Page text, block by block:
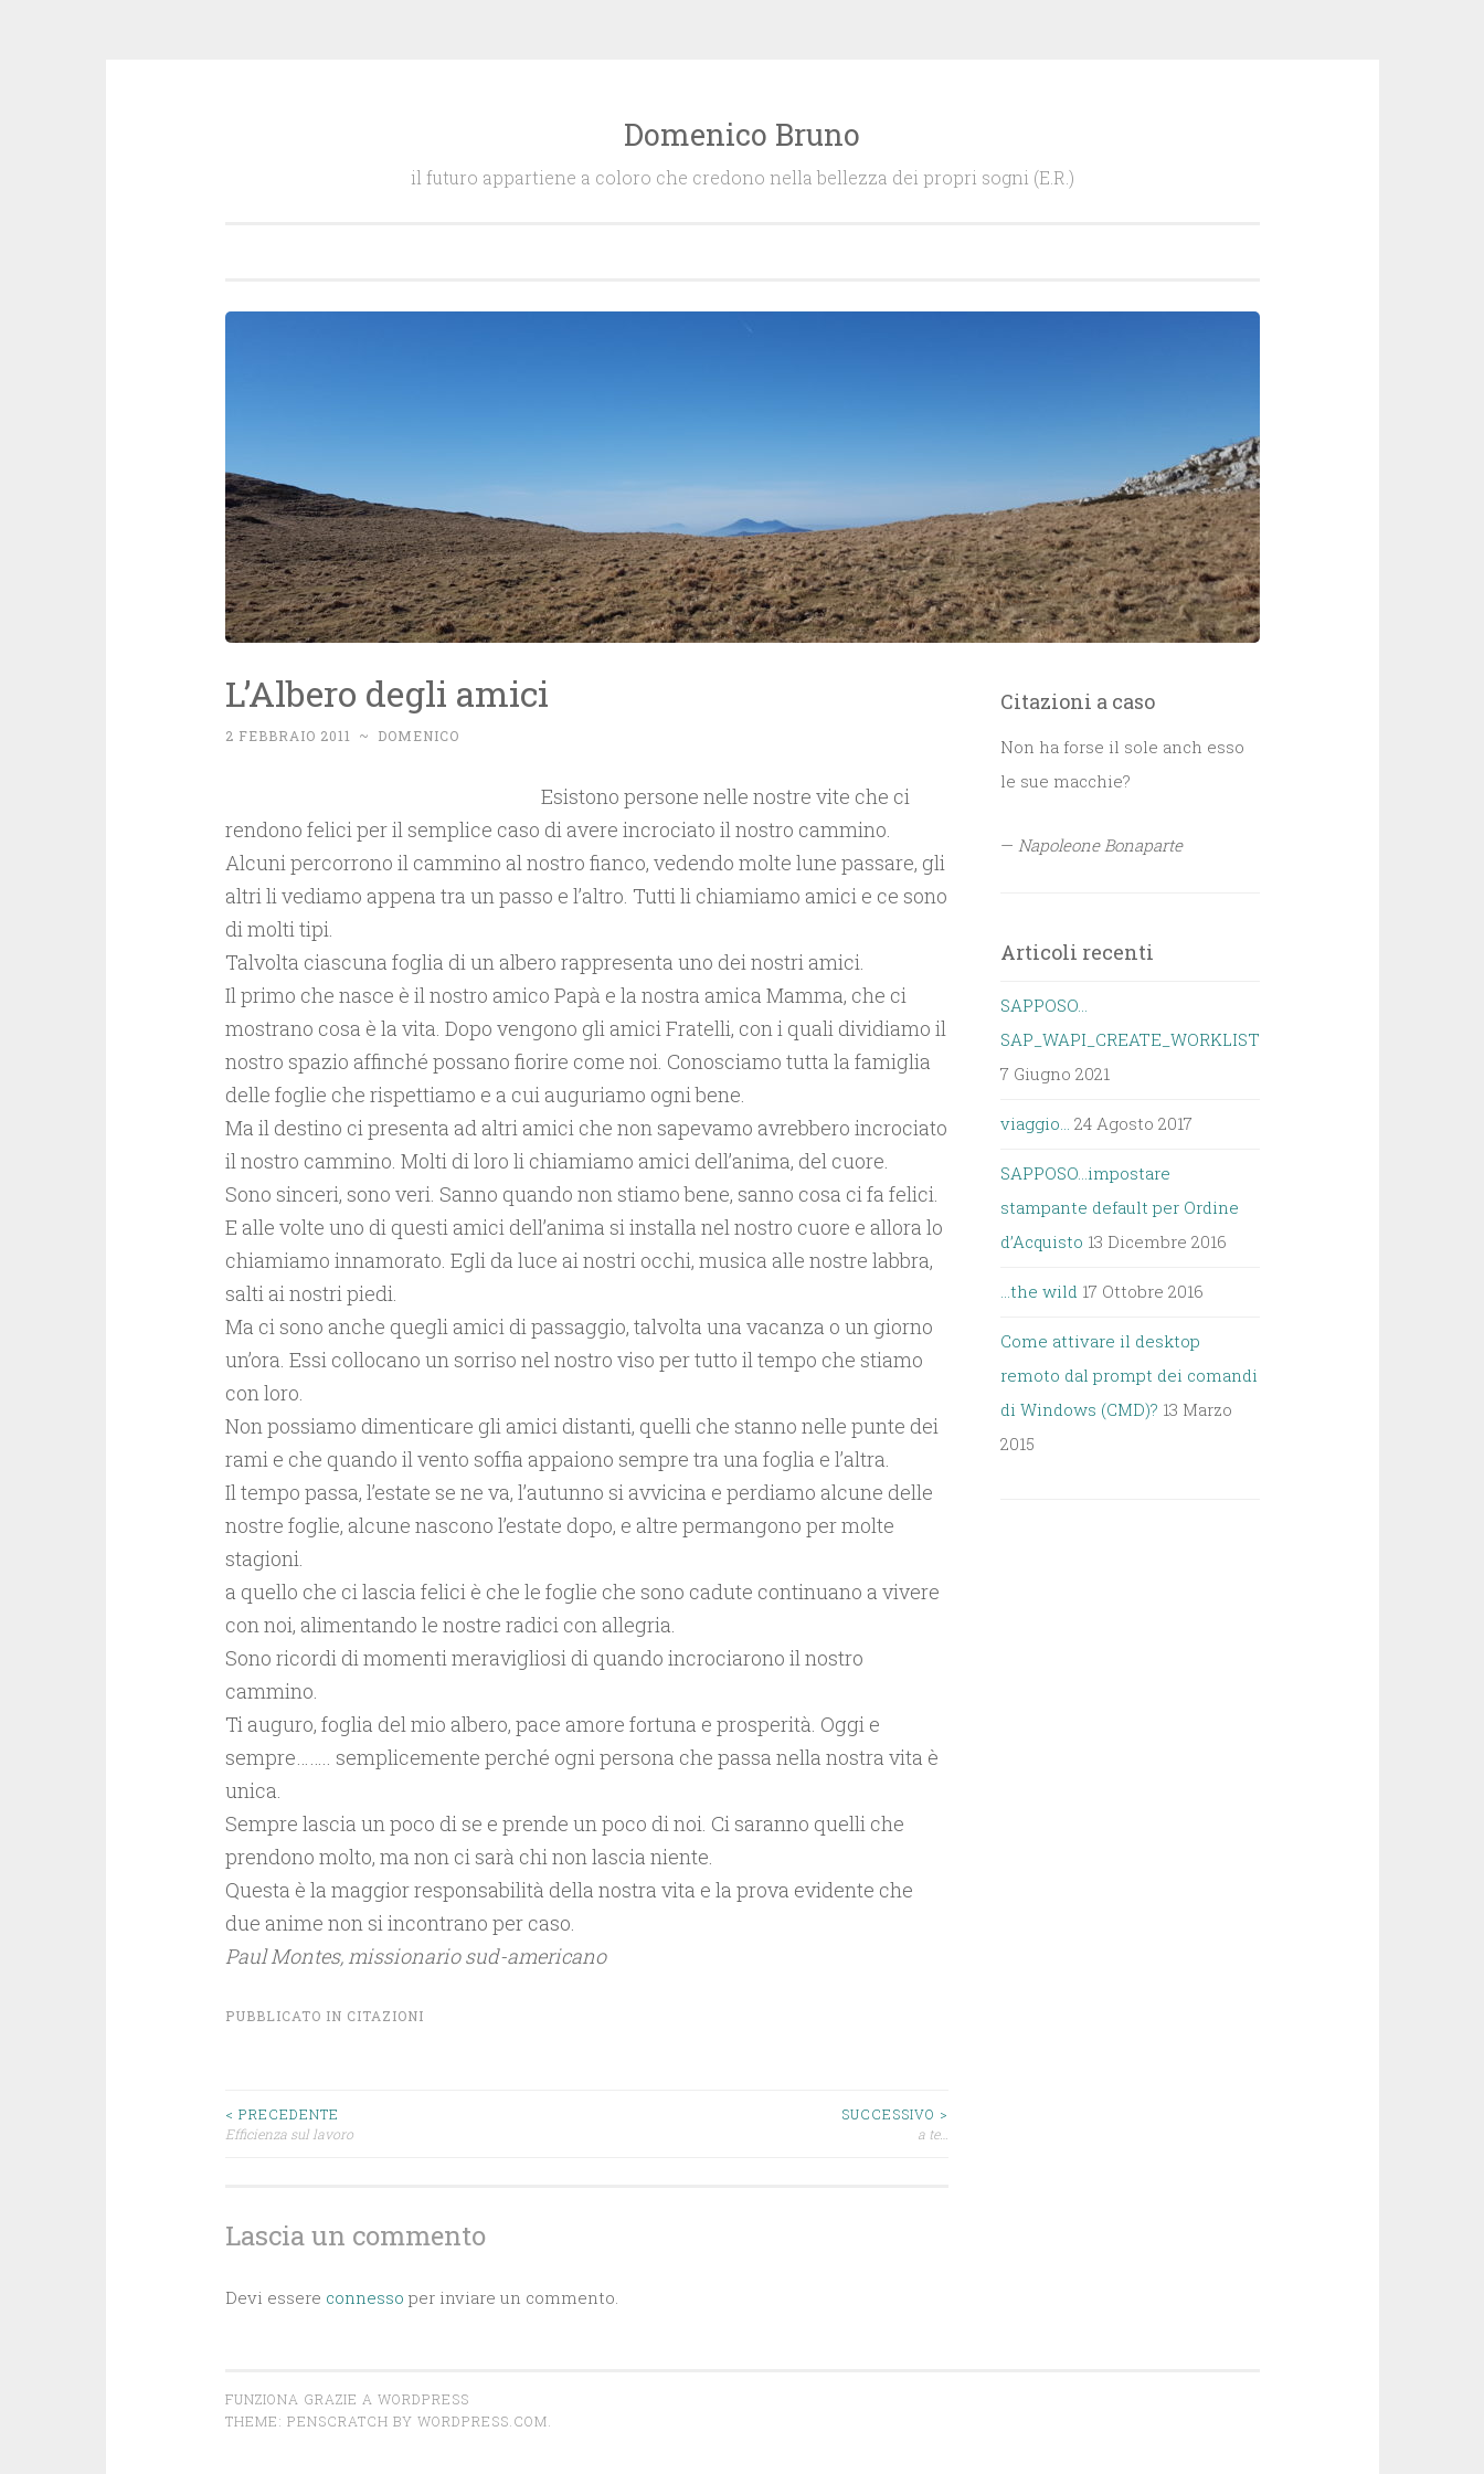
Domenico Bruno
il futuro appartiene a coloro che credono nella bellezza dei propri sogni (E.R.)
L’Albero degli amici
2 FEBBRAIO 2011 ~ DOMENICO
Esistono persone nelle nostre vite che ci
rendono felici per il semplice caso di avere incrociato il nostro cammino.
Alcuni percorrono il cammino al nostro fianco, vedendo molte lune passare, gli
altri li vediamo appena tra un passo e l’altro. Tutti li chiamiamo amici e ce sono
di molti tipi.
Talvolta ciascuna foglia di un albero rappresenta uno dei nostri amici.
Il primo che nasce è il nostro amico Papà e la nostra amica Mamma, che ci
mostrano cosa è la vita. Dopo vengono gli amici Fratelli, con i quali dividiamo il
nostro spazio affinché possano fiorire come noi. Conosciamo tutta la famiglia
delle foglie che rispettiamo e a cui auguriamo ogni bene.
Ma il destino ci presenta ad altri amici che non sapevamo avrebbero incrociato
il nostro cammino. Molti di loro li chiamiamo amici dell’anima, del cuore.
Sono sinceri, sono veri. Sanno quando non stiamo bene, sanno cosa ci fa felici.
E alle volte uno di questi amici dell’anima si installa nel nostro cuore e allora lo
chiamiamo innamorato. Egli da luce ai nostri occhi, musica alle nostre labbra,
salti ai nostri piedi.
Ma ci sono anche quegli amici di passaggio, talvolta una vacanza o un giorno
un’ora. Essi collocano un sorriso nel nostro viso per tutto il tempo che stiamo
con loro.
Non possiamo dimenticare gli amici distanti, quelli che stanno nelle punte dei
rami e che quando il vento soffia appaiono sempre tra una foglia e l’altra.
Il tempo passa, l’estate se ne va, l’autunno si avvicina e perdiamo alcune delle
nostre foglie, alcune nascono l’estate dopo, e altre permangono per molte
stagioni.
a quello che ci lascia felici è che le foglie che sono cadute continuano a vivere
con noi, alimentando le nostre radici con allegria.
Sono ricordi di momenti meravigliosi di quando incrociarono il nostro
cammino.
Ti auguro, foglia del mio albero, pace amore fortuna e prosperità. Oggi e
sempre…….. semplicemente perché ogni persona che passa nella nostra vita è
unica.
Sempre lascia un poco di se e prende un poco di noi. Ci saranno quelli che
prendono molto, ma non ci sarà chi non lascia niente.
Questa è la maggior responsabilità della nostra vita e la prova evidente che
due anime non si incontrano per caso.
Paul Montes, missionario sud-americano
PUBBLICATO IN CITAZIONI
Navigazione
< PRECEDENTE
Efficienza sul lavoro
SUCCESSIVO >
a te…
Lascia un commento
Devi essere connesso per inviare un commento.
Citazioni a caso
Non ha forse il sole anch esso
le sue macchie?
—Napoleone Bonaparte
Articoli recenti
SAPPOSO…
SAP_WAPI_CREATE_WORKLIST
7 Giugno 2021
viaggio… 24 Agosto 2017
SAPPOSO…impostare
stampante default per Ordine
d’Acquisto 13 Dicembre 2016
…the wild 17 Ottobre 2016
Come attivare il desktop
remoto dal prompt dei comandi
di Windows (CMD)? 13 Marzo
2015
FUNZIONA GRAZIE A WORDPRESS
THEME: PENSCRATCH BY WORDPRESS.COM